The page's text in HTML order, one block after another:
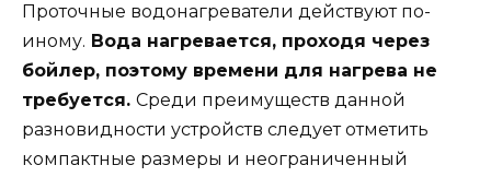
Проточные водонагреватели действуют по-
иному. Вода нагревается, проходя через
бойлер, поэтому времени для нагрева не
требуется. Среди преимуществ данной
разновидности устройств следует отметить
компактные размеры и неограниченный